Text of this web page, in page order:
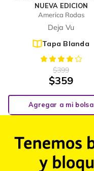
NUEVA EDICION
America Rodas
Deja Vu
Tapa Blanda
$399
$359
Agregar a mi bolsa